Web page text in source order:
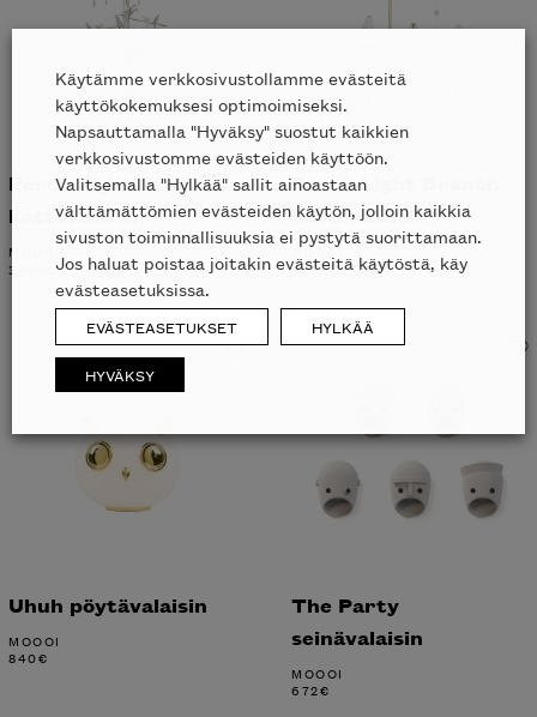
Perch Light Tree
kattovalaisin
MOOOI
39806€
Perch Light Branch
kattovalaisin
MOOOI
ALK.3742€
Uhuh pöytävalaisin
MOOOI
840€
The Party
seinävalaisin
MOOOI
672€
Käytämme verkkosivustollamme evästeitä
käyttökokemuksesi optimoimiseksi.
Napsauttamalla "Hyväksy" suostut kaikkien
verkkosivustomme evästeiden käyttöön.
Valitsemalla "Hylkää" sallit ainoastaan
välttämättömien evästeiden käytön, jolloin kaikkia
sivuston toiminnallisuuksia ei pystytä suorittamaan.
Jos haluat poistaa joitakin evästeitä käytöstä, käy
evästeasetuksissa.
EVÄSTEASETUKSET HYLKÄÄ
HYVÄKSY